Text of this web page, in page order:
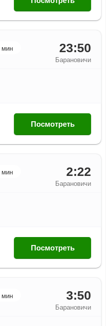
мин 23:50
Барановичи
Посмотреть
мин 2:22
Барановичи
Посмотреть
мин 3:50
Барановичи